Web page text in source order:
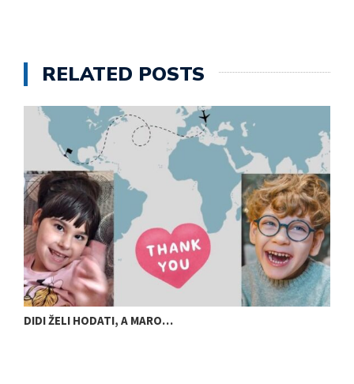
RELATED POSTS
DIDI ŽELI HODATI, A MARO…